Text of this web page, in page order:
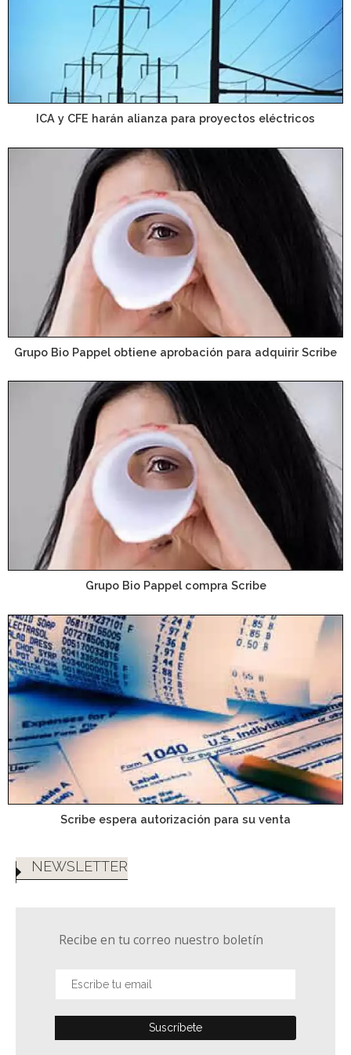
ICA y CFE harán alianza para proyectos eléctricos
Grupo Bio Pappel obtiene aprobación para adquirir Scribe
Grupo Bio Pappel compra Scribe
Scribe espera autorización para su venta
NEWSLETTER
Recibe en tu correo nuestro boletín